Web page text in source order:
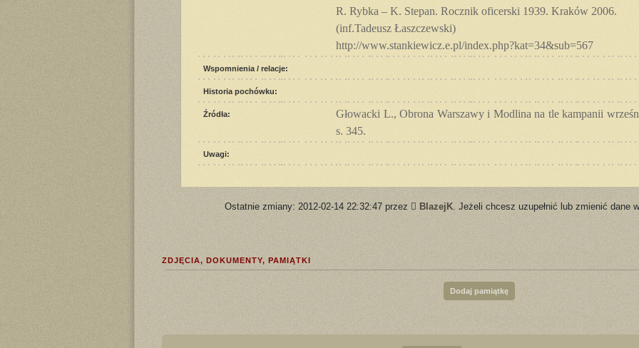
R. Rybka – K. Stepan. Rocznik oficerski 1939. Kraków 2006.
(inf.Tadeusz Łaszczewski)
http://www.stankiewicz.e.pl/index.php?kat=34&sub=567
Wspomnienia / relacje:
Historia pochówku:
Źródła:
Głowacki L., Obrona Warszawy i Modlina na tle kampanii
s. 345.
Uwagi:
Ostatnie zmiany: 2012-02-14 22:32:47 przez BlazejK. Jeżeli chcesz uzupełnić lub zmienić dane
ZDJĘCIA, DOKUMENTY, PAMIĄTKI
Dodaj pamiątkę